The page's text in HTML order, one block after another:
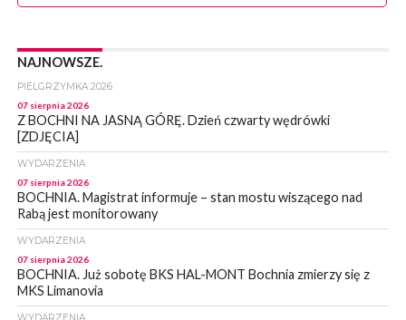
NAJNOWSZE.
PIELGRZYMKA 2026
07 sierpnia 2026
Z BOCHNI NA JASNĄ GÓRĘ. Dzień czwarty wędrówki
[ZDJĘCIA]
WYDARZENIA
07 sierpnia 2026
BOCHNIA. Magistrat informuje – stan mostu wiszącego nad
Rabą jest monitorowany
WYDARZENIA
07 sierpnia 2026
BOCHNIA. Już sobotę BKS HAL-MONT Bochnia zmierzy się z
MKS Limanovia
WYDARZENIA